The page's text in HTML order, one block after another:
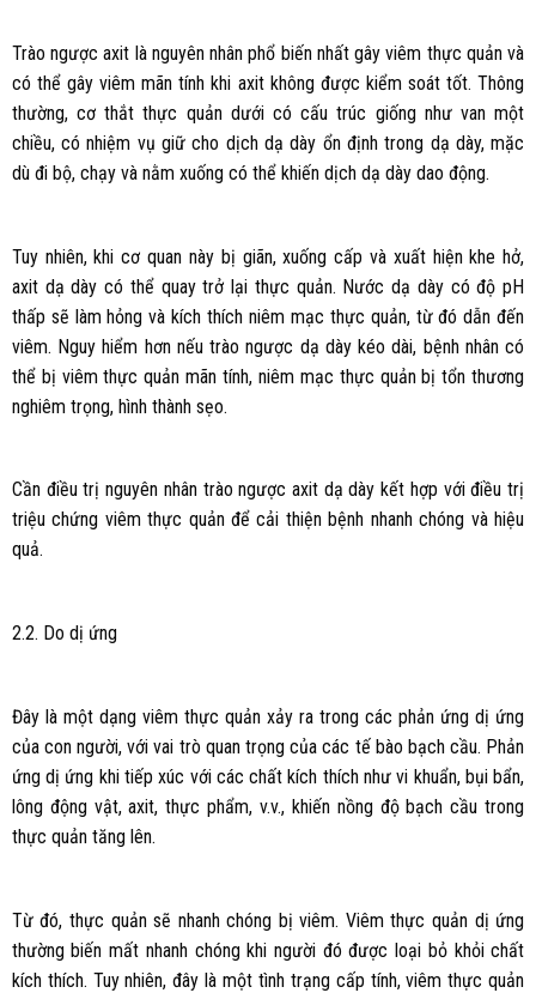
Trào ngược axit là nguyên nhân phổ biến nhất gây viêm thực quản và
có thể gây viêm mãn tính khi axit không được kiểm soát tốt. Thông
thường, cơ thắt thực quản dưới có cấu trúc giống như van một
chiều, có nhiệm vụ giữ cho dịch dạ dày ổn định trong dạ dày, mặc
dù đi bộ, chạy và nằm xuống có thể khiến dịch dạ dày dao động.
Tuy nhiên, khi cơ quan này bị giãn, xuống cấp và xuất hiện khe hở,
axit dạ dày có thể quay trở lại thực quản. Nước dạ dày có độ pH
thấp sẽ làm hỏng và kích thích niêm mạc thực quản, từ đó dẫn đến
viêm. Nguy hiểm hơn nếu trào ngược dạ dày kéo dài, bệnh nhân có
thể bị viêm thực quản mãn tính, niêm mạc thực quản bị tổn thương
nghiêm trọng, hình thành sẹo.
Cần điều trị nguyên nhân trào ngược axit dạ dày kết hợp với điều trị
triệu chứng viêm thực quản để cải thiện bệnh nhanh chóng và hiệu
quả.
2.2. Do dị ứng
Đây là một dạng viêm thực quản xảy ra trong các phản ứng dị ứng
của con người, với vai trò quan trọng của các tế bào bạch cầu. Phản
ứng dị ứng khi tiếp xúc với các chất kích thích như vi khuẩn, bụi bẩn,
lông động vật, axit, thực phẩm, v.v., khiến nồng độ bạch cầu trong
thực quản tăng lên.
Từ đó, thực quản sẽ nhanh chóng bị viêm. Viêm thực quản dị ứng
thường biến mất nhanh chóng khi người đó được loại bỏ khỏi chất
kích thích. Tuy nhiên, đây là một tình trạng cấp tính, viêm thực quản